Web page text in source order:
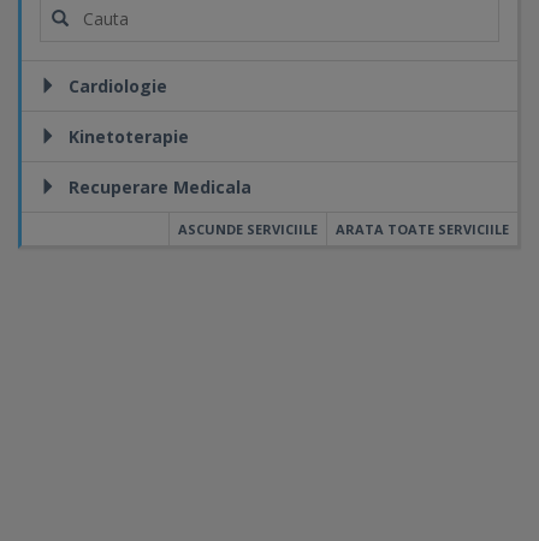
Cardiologie
Kinetoterapie
Recuperare Medicala
ARATA TOATE SERVICIILE
ASCUNDE SERVICIILE